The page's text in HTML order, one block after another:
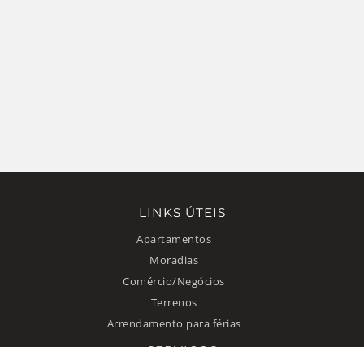
LINKS ÚTEIS
Apartamentos
Moradias
Comércio/Negócios
Terrenos
Arrendamento para férias